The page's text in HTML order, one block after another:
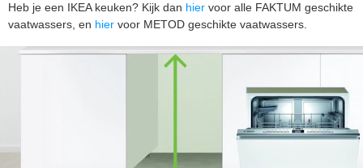
Heb je een IKEA keuken? Kijk dan hier voor alle FAKTUM geschikte
vaatwassers, en hier voor METOD geschikte vaatwassers.